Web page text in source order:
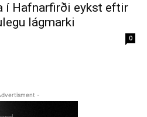
í Hafnarfirði eykst eftir
lágmarki
0
-